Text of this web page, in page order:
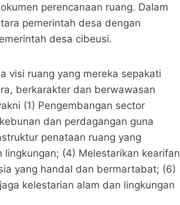
perencanaan ruang. Dalam
pemerintah desa dengan
desa cibeusi.
visi ruang yang mereka sepakati
berkarakter dan berwawasan
(1) Pengembangan sector
dan perdagangan guna
penataan ruang yang
(4) Melestarikan kearifan
yang handal dan bermartabat; (6)
kelestarian alam dan lingkungan